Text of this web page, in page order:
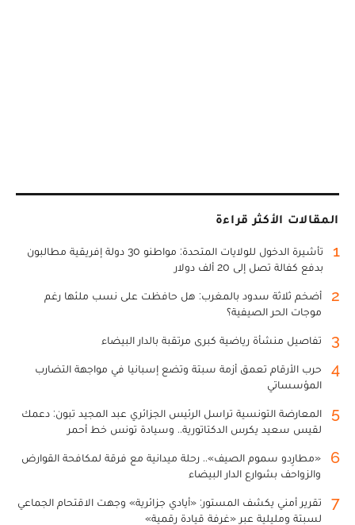
المقالات الأكثر قراءة
1
تأشيرة الدخول للولايات المتحدة: مواطنو 30 دولة إفريقية مطالبون
بدفع كفالة تصل إلى 20 ألف دولار
2
أضخم ثلاثة سدود بالمغرب: هل حافظت على نسب ملئها رغم
موجات الحر الصيفية؟
3 تفاصيل منشأة رياضية كبرى مرتقبة بالدار البيضاء
4
حرب الأرقام تعمق أزمة سبتة وتضع إسبانيا في مواجهة التضارب
المؤسساتي
5
المعارضة التونسية تراسل الرئيس الجزائري عبد المجيد تبون: دعمك
لقيس سعيد يكرس الدكتاتورية.. وسيادة تونس خط أحمر
6
«مطارِدو سموم الصيف».. رحلة ميدانية مع فرقة لمكافحة القوارض
والزواحف بشوارع الدار البيضاء
7
تقرير أمني يكشف المستور: «أيادي جزائرية» وجهت الاقتحام الجماعي
لسبتة ومليلية عبر «غرفة قيادة رقمية»